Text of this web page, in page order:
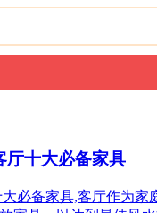
厅十大必备家具
必备家具,客厅作为